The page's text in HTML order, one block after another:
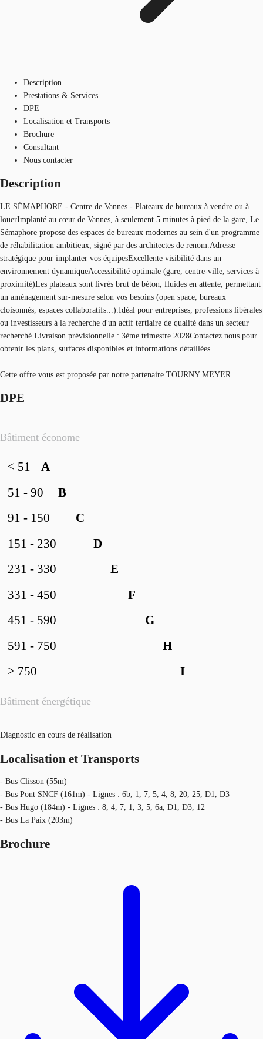
Description
Prestations & Services
DPE
Localisation et Transports
Brochure
Consultant
Nous contacter
Description
LE SÉMAPHORE - Centre de Vannes - Plateaux de bureaux à vendre ou à
louerImplanté au cœur de Vannes, à seulement 5 minutes à pied de la gare, Le
Sémaphore propose des espaces de bureaux modernes au sein d'un programme
de réhabilitation ambitieux, signé par des architectes de renom.Adresse
stratégique pour implanter vos équipesExcellente visibilité dans un
environnement dynamiqueAccessibilité optimale (gare, centre-ville, services à
proximité)Les plateaux sont livrés brut de béton, fluides en attente, permettant
un aménagement sur-mesure selon vos besoins (open space, bureaux
cloisonnés, espaces collaboratifs...).Idéal pour entreprises, professions libérales
ou investisseurs à la recherche d'un actif tertiaire de qualité dans un secteur
recherché.Livraison prévisionnelle : 3ème trimestre 2028Contactez nous pour
obtenir les plans, surfaces disponibles et informations détaillées.
Cette offre vous est proposée par notre partenaire TOURNY MEYER
DPE
Bâtiment économe
Bâtiment énergétique
A
< 51
B
51 - 90
C
91 - 150
D
151 - 230
E
231 - 330
F
331 - 450
G
451 - 590
H
591 - 750
I
> 750
Diagnostic en cours de réalisation
Localisation et Transports
- Bus Clisson (55m)
- Bus Pont SNCF (161m) - Lignes : 6b, 1, 7, 5, 4, 8, 20, 25, D1, D3
- Bus Hugo (184m) - Lignes : 8, 4, 7, 1, 3, 5, 6a, D1, D3, 12
- Bus La Paix (203m)
Brochure